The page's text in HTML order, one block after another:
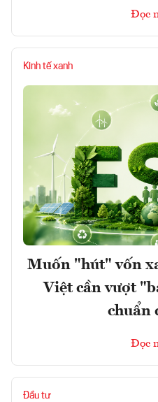
Đọc
Kinh tế xanh
Muốn "hút" vốn
Việt cần vượt
chuẩn
Đọc
Đầu tư